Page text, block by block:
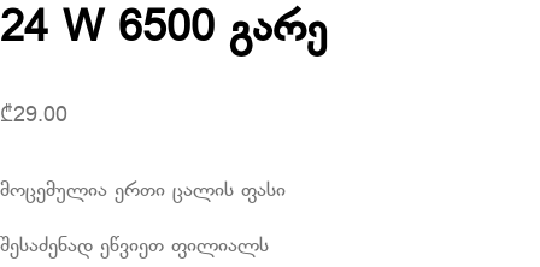
24 W 6500 გარე
₾29.00
მოცემულია ერთი ცალის ფასი
შესაძენად ეწვიეთ ფილიალს